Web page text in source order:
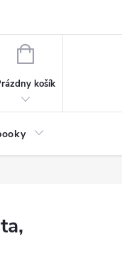
NÁKUPNÝ
košík